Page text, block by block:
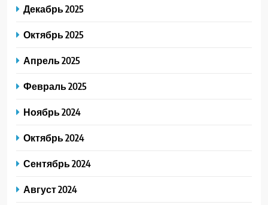
Декабрь 2025
Октябрь 2025
Апрель 2025
Февраль 2025
Ноябрь 2024
Октябрь 2024
Сентябрь 2024
Август 2024